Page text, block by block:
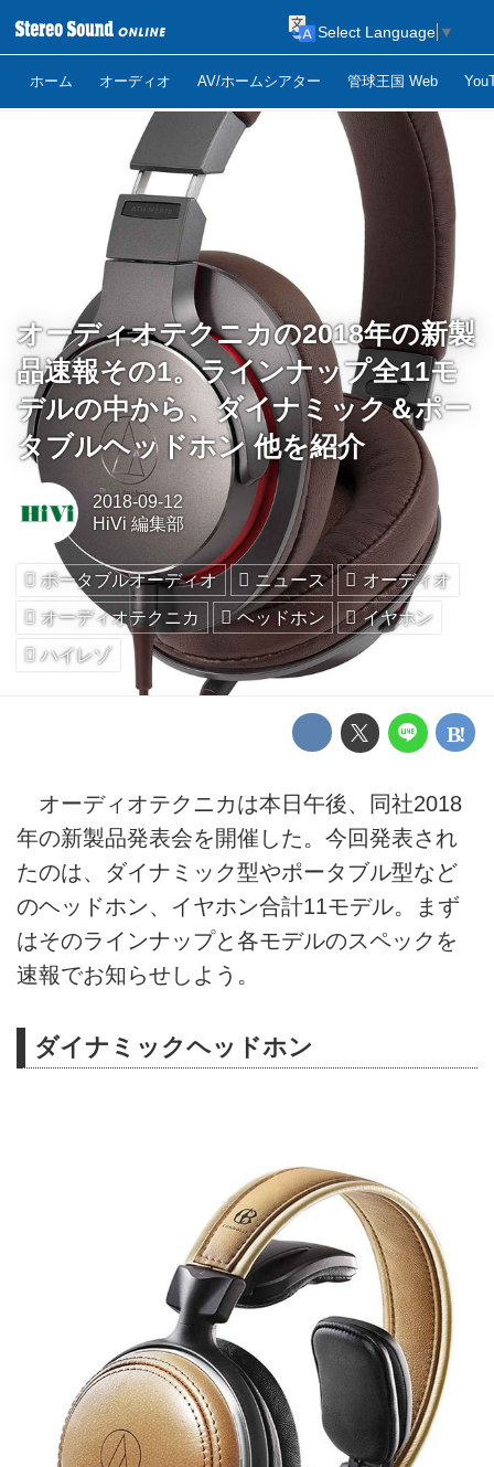
ホーム オーディオ AV/ホームシアター 管球王国 Web
Select Language ▼
オーディオテクニカの2018年の新製
品速報その1。ラインナップ全11モ
デルの中から、ダイナミック＆ポー
タブルヘッドホン 他を紹介
2018-09-12
HiVi 編集部
ポータブルオーディオ ニュース
オーディオ
オーディオテクニカ
ヘッドホン
イヤホン
ハイレゾ
オーディオテクニカは本日午後、同社2018
年の新製品発表会を開催した。今回発表され
たのは、ダイナミック型やポータブル型など
のヘッドホン、イヤホン合計11モデル。まず
はそのラインナップと各モデルのスペックを
速報でお知らせしよう。
ダイナミックヘッドホン